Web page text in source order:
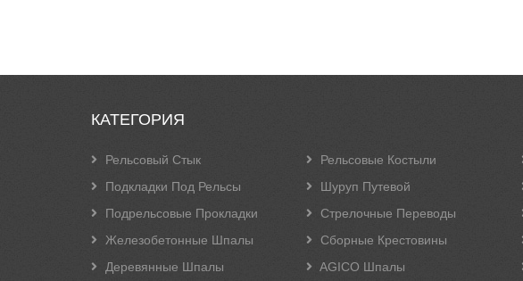
КАТЕГОРИЯ
Рельсовый Стык Рельсовые Костыли
Подкладки Под Рельсы
Шуруп Путевой
Подрельсовые Прокладки
Стрелочные Переводы
Железобетонные Шпалы
Сборные Крестовины
Деревянные Шпалы
AGICO Шпалы